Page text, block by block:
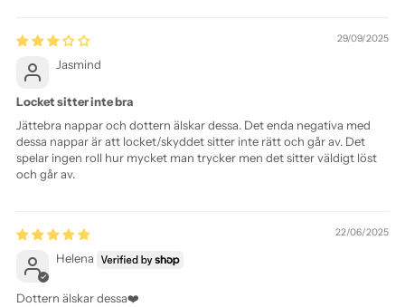
29/09/2025
Jasmind
Locket sitter inte bra
Jättebra nappar och dottern älskar dessa. Det enda negativa med
dessa nappar är att locket/skyddet sitter inte rätt och går av. Det
spelar ingen roll hur mycket man trycker men det sitter väldigt löst
och går av.
22/06/2025
Helena
Dottern älskar dessa❤️